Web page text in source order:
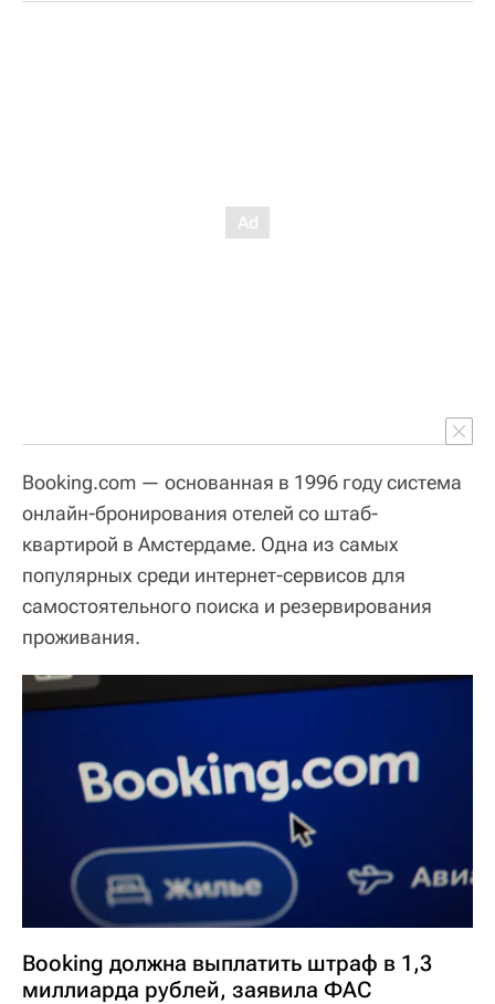
Booking.com — основанная в 1996 году cистема
онлайн-бронирования отелей со штаб-
квартирой в Амстердаме. Одна из самых
популярных среди интернет-сервисов для
самостоятельного поиска и резервирования
проживания.
Booking должна выплатить штраф в 1,3
миллиарда рублей, заявила ФАС